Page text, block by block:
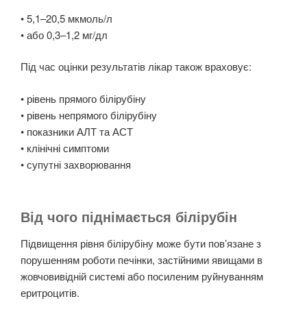
• 5,1–20,5 мкмоль/л
• або 0,3–1,2 мг/дл
Під час оцінки результатів лікар також враховує:
• рівень прямого білірубіну
• рівень непрямого білірубіну
• показники АЛТ та АСТ
• клінічні симптоми
• супутні захворювання
Від чого піднімається білірубін
Підвищення рівня білірубіну може бути пов’язане з
порушенням роботи печінки, застійними явищами в
жовчовивідній системі або посиленим руйнуванням
еритроцитів.